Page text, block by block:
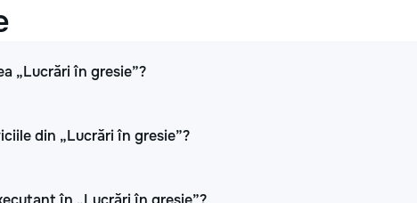
„Lucrări în gresie”?
din „Lucrări în gresie”?